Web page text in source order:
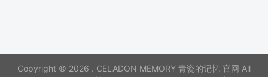
Copyright © 2026 . CELADON MEMORY 青瓷的记忆 官网 All